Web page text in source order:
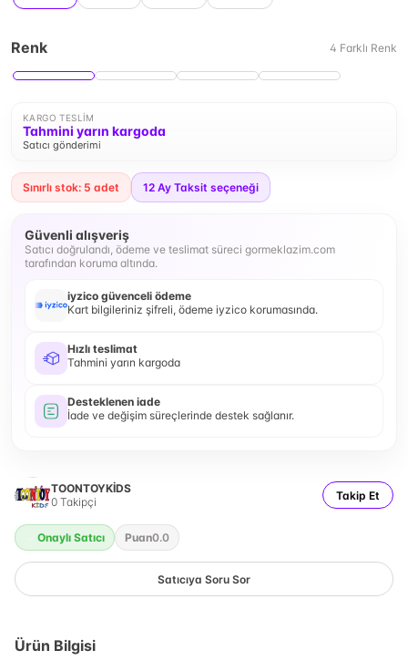
Renk 4 Farklı Renk
KARGO TESLIM
Tahmini yarın kargoda
Satıcı gönderimi
Sınırlı stok: 5 adet 12 Ay Taksit seçeneği
Güvenli alışveriş
Satıcı doğrulandı, ödeme ve teslimat süreci gormeklazim.com
tarafından koruma altında.
iyzico güvenceli ödeme
Kart bilgileriniz şifreli, ödeme iyzico korumasında.
Hızlı teslimat
Tahmini yarın kargoda
Desteklenen iade
İade ve değişim süreçlerinde destek sağlanır.
TOONTOYKİDS
0 Takipçi Takip Et
Onaylı Satıcı Puan0.0
Satıcıya Soru Sor
Ürün Bilgisi